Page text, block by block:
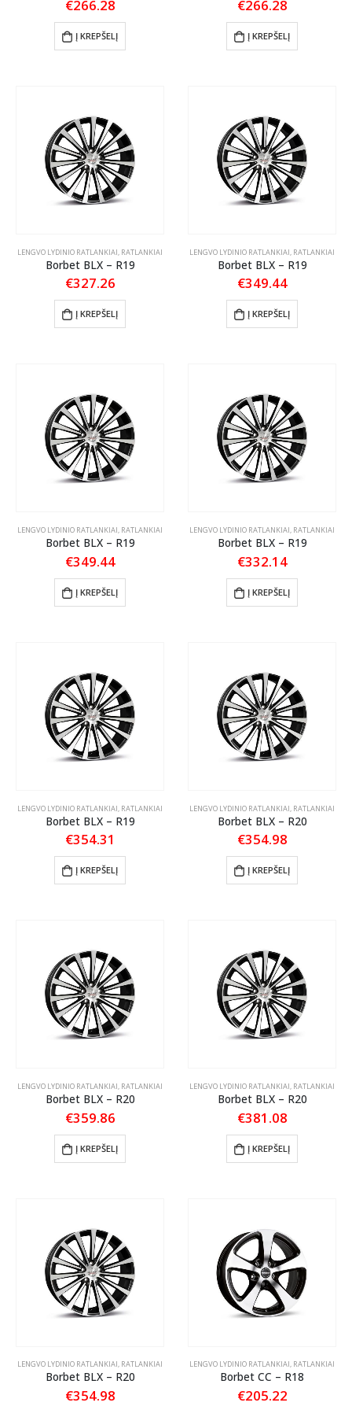
€266.28
Į KREPŠELĮ
€266.28
Į KREPŠELĮ
LENGVO LYDINIO RATLANKIAI, RATLANKIAI
Borbet BLX – R19
€327.26
Į KREPŠELĮ
LENGVO LYDINIO RATLANKIAI, RATLANKIAI
Borbet BLX – R19
€349.44
Į KREPŠELĮ
LENGVO LYDINIO RATLANKIAI, RATLANKIAI
Borbet BLX – R19
€349.44
Į KREPŠELĮ
LENGVO LYDINIO RATLANKIAI, RATLANKIAI
Borbet BLX – R19
€332.14
Į KREPŠELĮ
LENGVO LYDINIO RATLANKIAI RATLANKIAI
Borbet BLX – R19
€354.31
Į KREPŠELĮ
LENGVO LYDINIO RATLANKIAI RATLANKIAI
Borbet BLX – R20
€354.98
Į KREPŠELĮ
LENGVO LYDINIO RATLANKIAI, RATLANKIAI
Borbet BLX – R20
€359.86
Į KREPŠELĮ
LENGVO LYDINIO RATLANKIAI, RATLANKIAI
Borbet BLX – R20
€381.08
Į KREPŠELĮ
LENGVO LYDINIO RATLANKIAI, RATLANKIAI
Borbet BLX – R20
€354.98
LENGVO LYDINIO RATLANKIAI, RATLANKIAI
Borbet CC – R18
€205.22